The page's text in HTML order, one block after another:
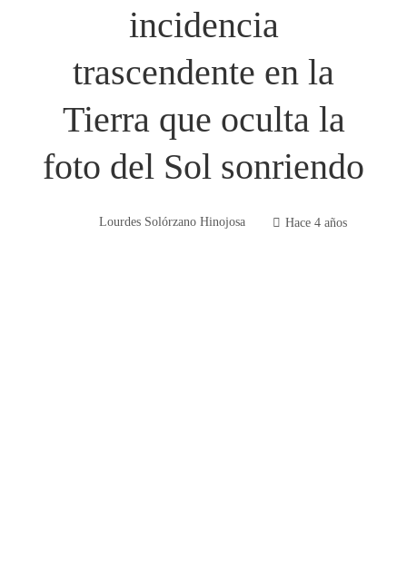
incidencia
trascendente en la
Tierra que oculta la
foto del Sol sonriendo
Lourdes Solórzano Hinojosa Hace 4 años